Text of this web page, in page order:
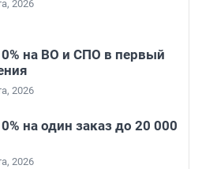
2026
на ВО и СПО в первый
2026
на один заказ до 20 000
2026